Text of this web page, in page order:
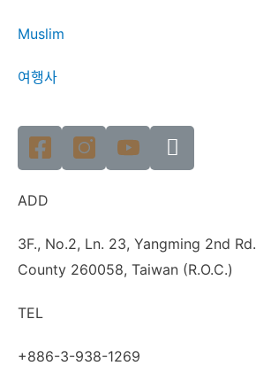
Muslim
여행사
ADD
3F., No.2, Ln. 23, Yangming 2nd
County 260058, Taiwan (R.O.C.)
TEL
+886-3-938-1269